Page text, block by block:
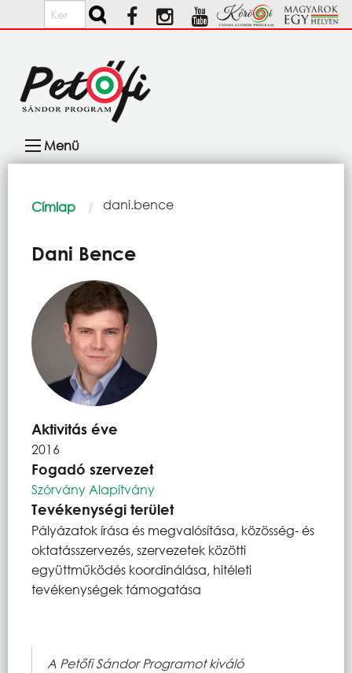
Ugrás a tartalomra
Keresés
navigáció
Menü
Morzsa
Címlap Current:
dani.bence
Dani Bence
Aktivitás éve
2016
Fogadó szervezet
Szórvány Alapítvány
Tevékenységi terület
Pályázatok írása és megvalósítása, közösség- és
oktatásszervezés, szervezetek közötti
együttműködés koordinálása, hitéleti
tevékenységek támogatása
A Petőfi Sándor Programot kiváló